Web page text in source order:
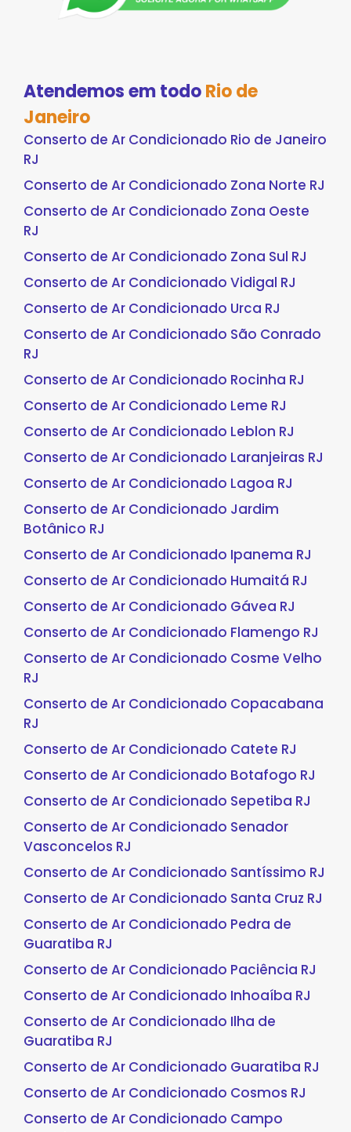
Atendemos em todoRio de
Janeiro
Conserto de Ar Condicionado Rio de Janeiro
RJ
Conserto de Ar Condicionado Zona Norte RJ
Conserto de Ar Condicionado Zona Oeste
RJ
Conserto de Ar Condicionado Zona Sul RJ
Conserto de Ar Condicionado Vidigal RJ
Conserto de Ar Condicionado Urca RJ
Conserto de Ar Condicionado São Conrado
RJ
Conserto de Ar Condicionado Rocinha RJ
Conserto de Ar Condicionado Leme RJ
Conserto de Ar Condicionado Leblon RJ
Conserto de Ar Condicionado Laranjeiras RJ
Conserto de Ar Condicionado Lagoa RJ
Conserto de Ar Condicionado Jardim
Botânico RJ
Conserto de Ar Condicionado Ipanema RJ
Conserto de Ar Condicionado Humaitá RJ
Conserto de Ar Condicionado Gávea RJ
Conserto de Ar Condicionado Flamengo RJ
Conserto de Ar Condicionado Cosme Velho
RJ
Conserto de Ar Condicionado Copacabana
RJ
Conserto de Ar Condicionado Catete RJ
Conserto de Ar Condicionado Botafogo RJ
Conserto de Ar Condicionado Sepetiba RJ
Conserto de Ar Condicionado Senador
Vasconcelos RJ
Conserto de Ar Condicionado Santíssimo RJ
Conserto de Ar Condicionado Santa Cruz RJ
Conserto de Ar Condicionado Pedra de
Guaratiba RJ
Conserto de Ar Condicionado Paciência RJ
Conserto de Ar Condicionado Inhoaíba RJ
Conserto de Ar Condicionado Ilha de
Guaratiba RJ
Conserto de Ar Condicionado Guaratiba RJ
Conserto de Ar Condicionado Cosmos RJ
Conserto de Ar Condicionado Campo